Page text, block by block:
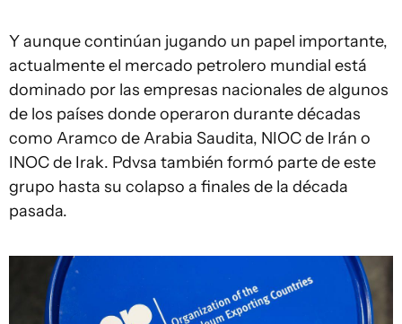
Y aunque continúan jugando un papel importante,
actualmente el mercado petrolero mundial está
dominado por las empresas nacionales de algunos
de los países donde operaron durante décadas
como Aramco de Arabia Saudita, NIOC de Irán o
INOC de Irak. Pdvsa también formó parte de este
grupo hasta su colapso a finales de la década
pasada.